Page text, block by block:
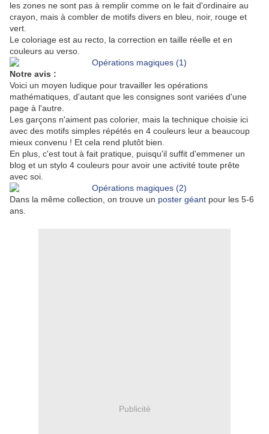
les zones ne sont pas à remplir comme on le fait d'ordinaire au
crayon, mais à combler de motifs divers en bleu, noir, rouge et
vert.
Le coloriage est au recto, la correction en taille réelle et en
couleurs au verso.
Notre avis :
Voici un moyen ludique pour travailler les opérations
mathématiques, d'autant que les consignes sont variées d'une
page à l'autre.
Les garçons n'aiment pas colorier, mais la technique choisie ici
avec des motifs simples répétés en 4 couleurs leur a beaucoup
mieux convenu ! Et cela rend plutôt bien.
En plus, c'est tout à fait pratique, puisqu'il suffit d'emmener un
blog et un stylo 4 couleurs pour avoir une activité toute prête
avec soi.
Dans la même collection, on trouve un poster géant pour les 5-6
ans.
Publicité